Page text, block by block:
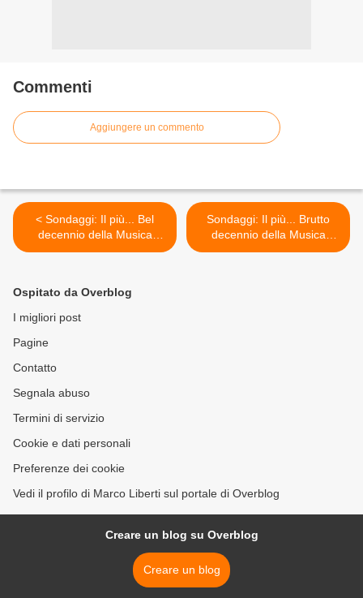
Commenti
Aggiungere un commento
< Sondaggi: Il più... Bel
decennio della Musica
Italiana
Sondaggi: Il più... Brutto
decennio della Musica
Italiana >
Ospitato da Overblog
I migliori post
Pagine
Contatto
Segnala abuso
Termini di servizio
Cookie e dati personali
Preferenze dei cookie
Vedi il profilo di Marco Liberti sul portale di Overblog
Creare un blog su Overblog
Creare un blog